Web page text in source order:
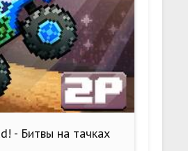
- Битвы на тачках